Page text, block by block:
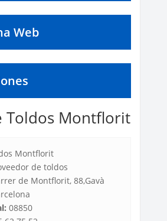
Web
Toldos Montflorit
Montflorit
de toldos
de Montflorit, 88,Gavà
08850